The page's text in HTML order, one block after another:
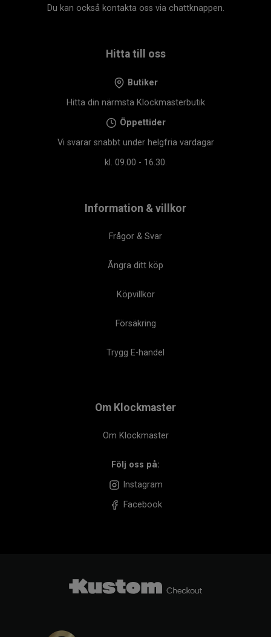
Du kan också kontakta oss via chattknappen.
Hitta till oss
Butiker
Hitta din närmsta Klockmasterbutik
Öppettider
Vi svarar snabbt under helgfria vardagar
kl. 09.00 - 16.30.
Information & villkor
Frågor & Svar
Ångra ditt köp
Köpvillkor
Försäkring
Trygg E-handel
Om Klockmaster
Om Klockmaster
Följ oss på:
Instagram
Facebook